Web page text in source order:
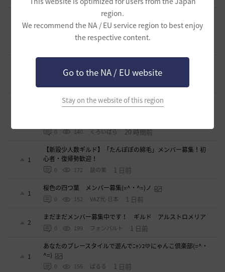
region.
We recommend the NA / EU service region to best enjoy
the respective content.
Go to the NA / EU website
Stay on the website of this region
好きなキャラで好きなことを！無言OK挨拶自由！基本ソロ
だけどたまにおしゃべりを楽しんだり(*'ω'*)【魔弾の射手】
で一緒に遊びませんか？
ギルチャ完全無言推奨・ソロ向けギルド「ストレイキャッ
0 140 くろいばら 20 時間前
1
【新設少人数ギルド】「たんぽぽの綿毛」メンバー募集！初
心者・復帰勢歓迎！
0 172 鼠の巣 1 日前
1
桜色の四つ葉 メンバー募集(=^・^=)ノ
0 152 VAZ光-日本 1 日前
2
まだまだメンバー募集中です！ ギルド アルストロメリア
0 199 フォンバルト 1 日前
1
あなたのプレースタイルで遊んでﾆｬﾝｺ💛にゃんこ倶楽部(=^・
^=)
0 156 ぱるる 1 日前